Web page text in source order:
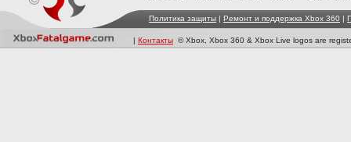
Политика защиты | Ремонт и поддержка Xbox 360 |
| Контакты © Xbox, Xbox 360 & Xbox Live logos are